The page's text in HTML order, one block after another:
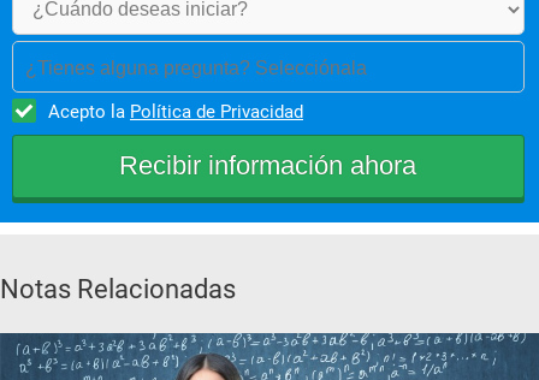
¿Tienes alguna pregunta? Selecciónala
Acepto la Política de Privacidad
Notas Relacionadas